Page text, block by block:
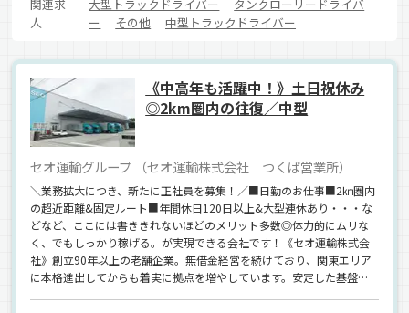
関連求
人
大型トラックドライバー
タンクローリードライバ
ー
その他 中型トラックドライバー
《中高年も活躍中！》土日祝休み
◎2km圏内の往復／中型
セオ運輸グループ （セオ運輸株式会社 つくば営業所）
＼業務拡大につき、新たに正社員を募集！／■日勤のお仕事■2㎞圏内
の超近距離&固定ルート■年間休日120日以上&大型連休あり・・・な
どなど、ここには書ききれないほどのメリット多数◎体力的にムリな
く、でもしっかり稼げる。が実現できる会社です！《セオ運輸株式会
社》創立90年以上の老舗企業。無借金経営を続けており、関東エリア
に本格進出してからも着実に拠点を増やしています。安定した基盤に